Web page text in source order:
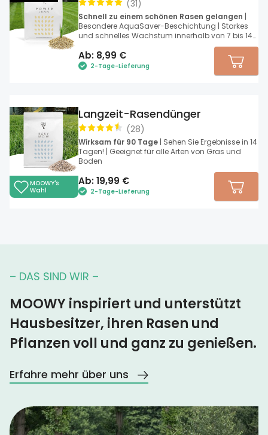
(31)
Schnell zu einem schönen Rasen gelangen |
Besondere AquaSaver-Beschichtung | Starkes
und schnelles Wachstum innerhalb von 7 bis 14
Ab: 8,99 €
2-Tage-Lieferung
MOOWY's
Wahl
(28)
Langzeit-Rasendünger
Wirksam für 90 Tage | Sehen Sie Ergebnisse in 14
Tagen! | Geeignet für alle Arten von Gras und
Boden
Ab: 19,99 €
2-Tage-Lieferung
– DAS SIND WIR –
MOOWY inspiriert und unterstützt
Hausbesitzer, ihren Rasen und
Pflanzen voll und ganz zu genießen.
Erfahre mehr über uns